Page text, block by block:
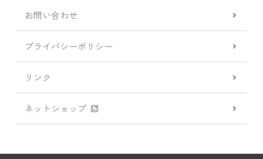
お問い合わせ
プライバシーポリシー
リンク
ネットショップ